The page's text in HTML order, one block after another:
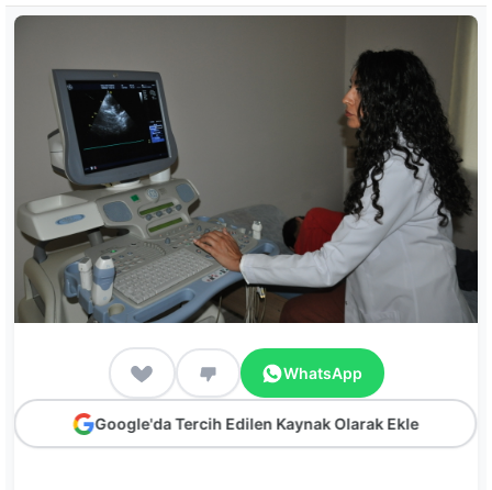
WhatsApp
Google'da Tercih Edilen Kaynak Olarak Ekle